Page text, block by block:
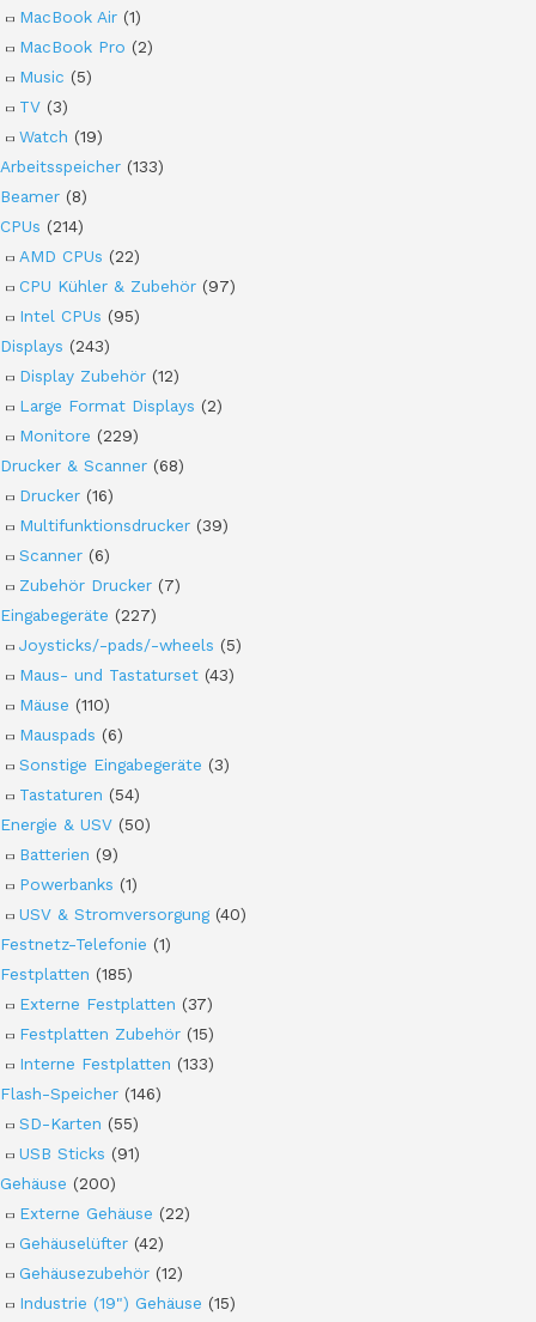
MacBook Air (1)
MacBook Pro (2)
Music (5)
TV (3)
Watch (19)
Arbeitsspeicher (133)
Beamer (8)
CPUs (214)
AMD CPUs (22)
CPU Kühler & Zubehör (97)
Intel CPUs (95)
Displays (243)
Display Zubehör (12)
Large Format Displays (2)
Monitore (229)
Drucker & Scanner (68)
Drucker (16)
Multifunktionsdrucker (39)
Scanner (6)
Zubehör Drucker (7)
Eingabegeräte (227)
Joysticks/-pads/-wheels (5)
Maus- und Tastaturset (43)
Mäuse (110)
Mauspads (6)
Sonstige Eingabegeräte (3)
Tastaturen (54)
Energie & USV (50)
Batterien (9)
Powerbanks (1)
USV & Stromversorgung (40)
Festnetz-Telefonie (1)
Festplatten (185)
Externe Festplatten (37)
Festplatten Zubehör (15)
Interne Festplatten (133)
Flash-Speicher (146)
SD-Karten (55)
USB Sticks (91)
Gehäuse (200)
Externe Gehäuse (22)
Gehäuselüfter (42)
Gehäusezubehör (12)
Industrie (19") Gehäuse (15)